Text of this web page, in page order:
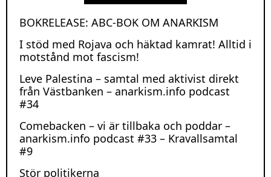
BOKRELEASE: ABC-BOK OM ANARKISM
I stöd med Rojava och häktad kamrat! Alltid i
motstånd mot fascism!
Leve Palestina – samtal med aktivist direkt
från Västbanken – anarkism.info podcast
#34
Comebacken – vi är tillbaka och poddar –
anarkism.info podcast #33 – Kravallsamtal
#9
Stör politikerna